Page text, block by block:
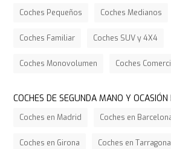
Coches Pequeños Coches Medianos
Coches Familiar Coches SUV y 4X4
Coches Monovolumen Coches
COCHES DE SEGUNDA MANO Y
Coches en Madrid Coches en
Coches en Girona Coches en Tarragona